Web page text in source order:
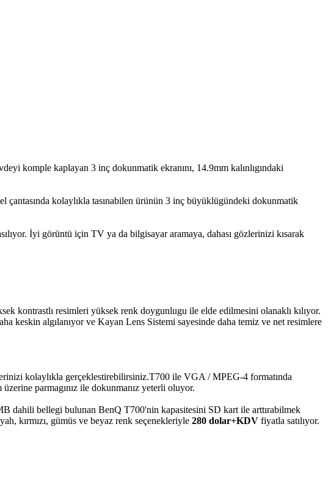
komple kaplayan 3 inç dokunmatik ekranını, 14.9mm kalınlıgındaki
çantasında kolaylıkla tasınabilen ürünün 3 inç büyüklügündeki dokunmatik
İyi görüntü için TV ya da bilgisayar aramaya, dahası gözlerinizi kısarak
kontrastlı resimleri yüksek renk doygunlugu ile elde edilmesini olanaklı kılıyor.
keskin algılanıyor ve Kayan Lens Sistemi sayesinde daha temiz ve net resimlere
kolaylıkla gerçeklestirebilirsiniz.T700 ile VGA / MPEG-4 formatında
parmagınız ile dokunmanız yeterli oluyor.
dahili bellegi bulunan BenQ T700'nin kapasitesini SD kart ile arttırabilmek
kırmızı, gümüs ve beyaz renk seçenekleriyle 280 dolar+KDV fiyatla satılıyor.